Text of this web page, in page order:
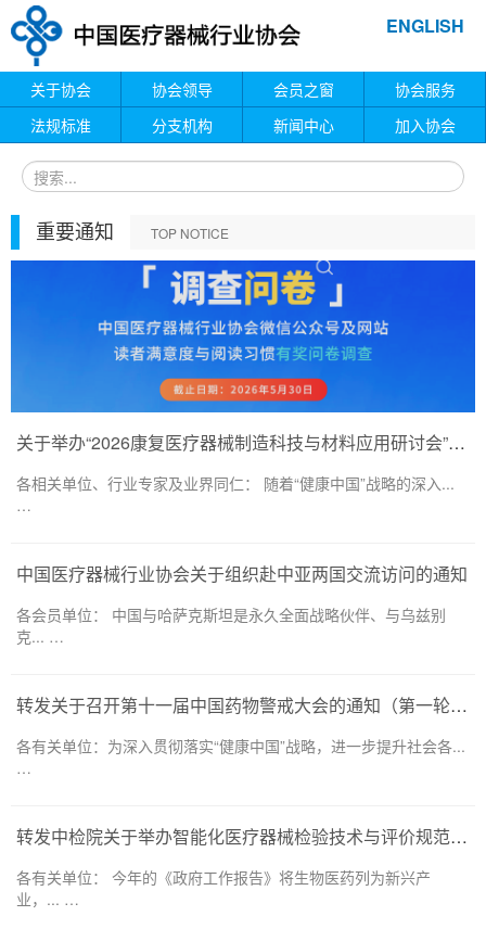
ENGLISH
关于协会 协会领导 会员之窗
协会服务
法规标准
分支机构 新闻中心 加入协会
重要通知 TOP NOTICE
关于举办“2026康复医疗器械制造科技与材料应用研讨会”的通知
各相关单位、行业专家及业界同仁： 随着“健康中国”战略的深入...
…
中国医疗器械行业协会关于组织赴中亚两国交流访问的通知
各会员单位： 中国与哈萨克斯坦是永久全面战略伙伴、与乌兹别
克... …
转发关于召开第十一届中国药物警戒大会的通知（第一轮）——药品和医疗器械领域
各有关单位：为深入贯彻落实“健康中国”战略，进一步提升社会各...
…
转发中检院关于举办智能化医疗器械检验技术与评价规范培训班的通知
各有关单位： 今年的《政府工作报告》将生物医药列为新兴产
业，... …